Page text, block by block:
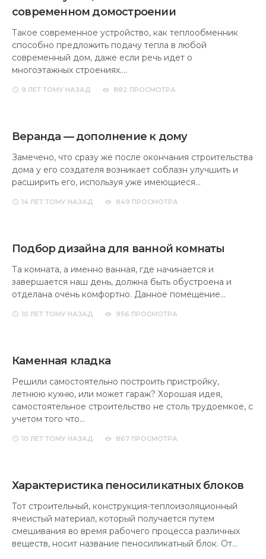
современном домостроении
Такое современное устройство, как теплообменник
способно предложить подачу тепла в любой
современный дом, даже если речь идет о
многоэтажных строениях.…
9 ЛЕТ ТОМУ НАЗАД 882 ПРОСМОТРА
Веранда — дополнение к дому
Замечено, что сразу же после окончания строительства
дома у его создателя возникает соблазн улучшить и
расширить его, используя уже имеющиеся…
14 ЛЕТ ТОМУ НАЗАД 849 ПРОСМОТРА
Подбор дизайна для ванной комнаты
Та комната, а именно ванная, где начинается и
завершается наш день, должна быть обустроена и
отделана очень комфортно. Данное помещение…
10 ЛЕТ ТОМУ НАЗАД 956 ПРОСМОТРА
Каменная кладка
Решили самостоятельно построить пристройку,
летнюю кухню, или может гараж? Хорошая идея,
самостоятельное строительство не столь трудоемкое, с
учетом того что…
10 ЛЕТ ТОМУ НАЗАД 867 ПРОСМОТРА
Характеристика пеносиликатных блоков
Тот строительный, конструкция-теплоизоляционный
ячеистый материал, который получается путем
смешивания во время рабочего процесса различных
веществ, носит название пеносиликатный блок. От…